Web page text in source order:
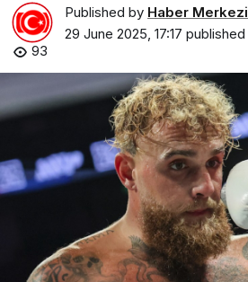
Published by Haber Merkezi
29 June 2025, 17:17 published
93